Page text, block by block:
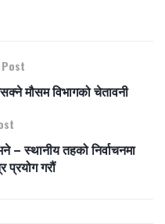
मौसम विभागको चेतावनी
स्थानीय तहको निर्वाचनमा
गरौं